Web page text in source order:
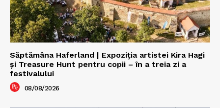
Săptămâna Haferland | Expoziţia artistei Kira Hagi
şi Treasure Hunt pentru copii – în a treia zi a
festivalului
08/08/2026